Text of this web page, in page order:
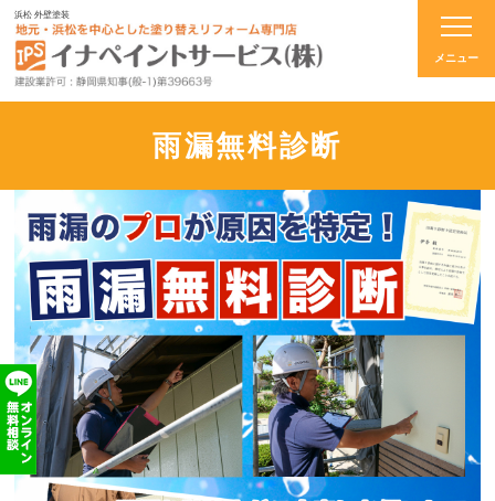
浜松 外壁塗装
雨漏無料診断